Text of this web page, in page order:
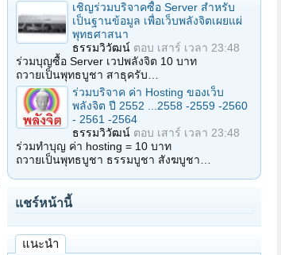
เชิญร่วมบริจาคซื้อ Server สำหรับ
เป็นฐานข้อมูล เพื่อเว็บพลังจิตเผยแผ่
พุทธศาสนา
ธรรมวิวัฒน์ ตอบ เสาร์ เวลา 23:48
ร่วมบุญซื้อ Server เวปพลังจิต 10 บาท
ถวายเป็นพุทธบูชา สาธุครับ…
ร่วมบริจาค ค่า Hosting ของเว็บ
พลังจิต ปี 2552 ...2558 -2559 -2560
- 2561 -2564
ธรรมวิวัฒน์ ตอบ เสาร์ เวลา 23:48
ร่วมทำบุญ ค่า hosting = 10 บาท
ถวายเป็นพุทธบูชา ธรรมบูชา สังฆบูชา…
แชร์หน้านี้
แนะนำ